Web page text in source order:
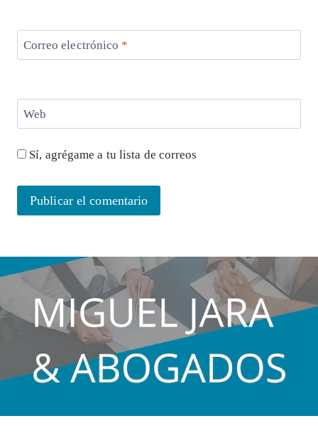
Correo electrónico *
Web
Sí, agrégame a tu lista de correos